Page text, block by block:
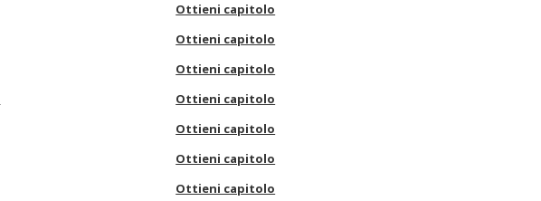
Ottieni capitolo
Ottieni capitolo
Ottieni capitolo
Ottieni capitolo
Ottieni capitolo
Ottieni capitolo
Ottieni capitolo